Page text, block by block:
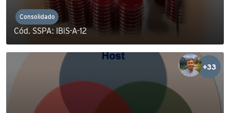
Consolidado
Cód. SSPA: IBiS-A-12
+33